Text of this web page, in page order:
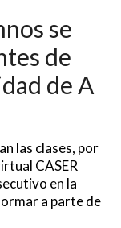
se
de
de A
las clases, por
CASER
en la
a parte de